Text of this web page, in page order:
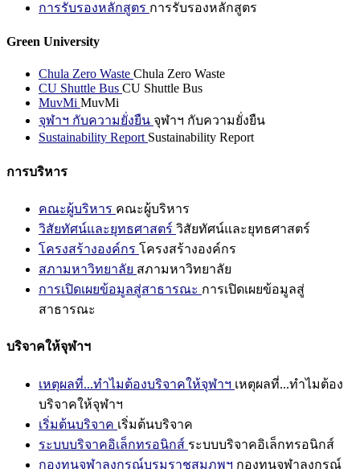
การรับรองหลักสูตร การรับรองหลักสูตร
Green University
Chula Zero Waste Chula Zero Waste
CU Shuttle Bus CU Shuttle Bus
MuvMi MuvMi
จุฬาฯ กับความยั่งยืน จุฬาฯ กับความยั่งยืน
Sustainability Report Sustainability Report
การบริหาร
คณะผู้บริหาร คณะผู้บริหาร
วิสัยทัศน์และยุทธศาสตร์ วิสัยทัศน์และยุทธศาสตร์
โครงสร้างองค์กร โครงสร้างองค์กร
สภามหาวิทยาลัย สภามหาวิทยาลัย
การเปิดเผยข้อมูลสู่สาธารณะ การเปิดเผยข้อมูลสู่
สาธารณะ
บริจาคให้จุฬาฯ
เหตุผลที่...ทำไมต้องบริจาคให้จุฬาฯ เหตุผลที่...ทำไมต้อง
บริจาคให้จุฬาฯ
เริ่มต้นบริจาค เริ่มต้นบริจาค
ระบบบริจาคอิเล็กทรอนิกส์ ระบบบริจาคอิเล็กทรอนิกส์
กองทุนจุฬาลงกรณ์บรมราชสมภพฯ กองทุนจุฬาลงกรณ์